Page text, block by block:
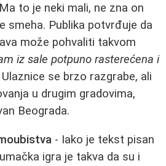
to je neki mali, ne zna on
smeha. Publika potvrđuje da
može pohvaliti takvom
iz sale potpuno rasterećena i
Ulaznice se brzo razgrabe, ali
u drugim gradovima,
Beograda.
- Iako je tekst pisan
igra je takva da su i